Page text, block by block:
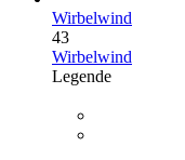
Wirbelwind
43
Wirbelwind
Legende